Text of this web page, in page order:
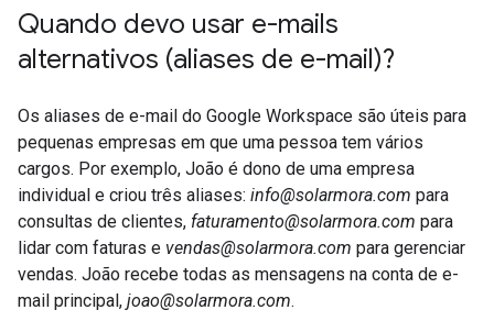
Quando devo usar e-mails
alternativos (aliases de e-mail)?
Os aliases de e-mail do Google Workspace são úteis para
pequenas empresas em que uma pessoa tem vários
cargos. Por exemplo, João é dono de uma empresa
individual e criou três aliases: info@solarmora.com para
consultas de clientes, faturamento@solarmora.com para
lidar com faturas e vendas@solarmora.com para gerenciar
vendas. João recebe todas as mensagens na conta de e-
mail principal, joao@solarmora.com.